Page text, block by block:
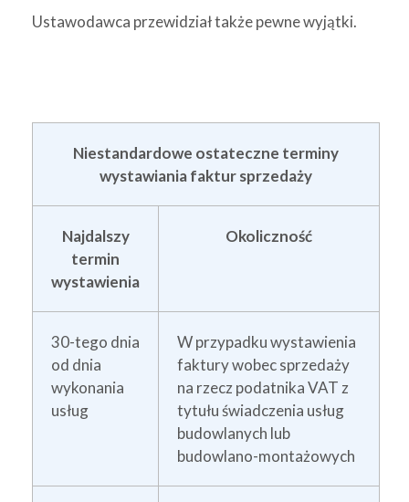
Ustawodawca przewidział także pewne wyjątki.
Niestandardowe ostateczne terminy
wystawiania faktur sprzedaży
Najdalszy
termin
wystawienia
Okoliczność
30-tego dnia
od dnia
wykonania
usług
W przypadku wystawienia
faktury wobec sprzedaży
na rzecz podatnika VAT z
tytułu świadczenia usług
budowlanych lub
budowlano-montażowych